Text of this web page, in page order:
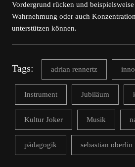
Vordergrund rücken und
Wahrnehmung oder auch
unterstützen können.
Tags: adrian rennertz
Instrument Jubiläum
Kultur Joker Musik
pädagogik sebastian oberlin